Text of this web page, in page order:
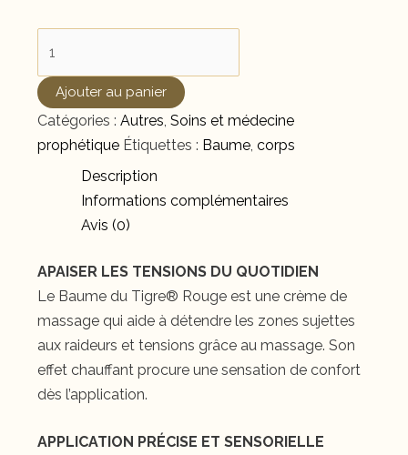
Baume
du
Tigre
Ajouter au panier
Catégories : Autres Soins et médecine
prophétique Étiquettes : Baume, corps
Description
Informations complémentaires
Avis (0)
APAISER LES TENSIONS DU QUOTIDIEN
Le Baume du Tigre® Rouge est une crème de
massage qui aide à détendre les zones sujettes
aux raideurs et tensions grâce au massage. Son
effet chauffant procure une sensation de confort
dès l’application.
APPLICATION PRÉCISE ET SENSORIELLE